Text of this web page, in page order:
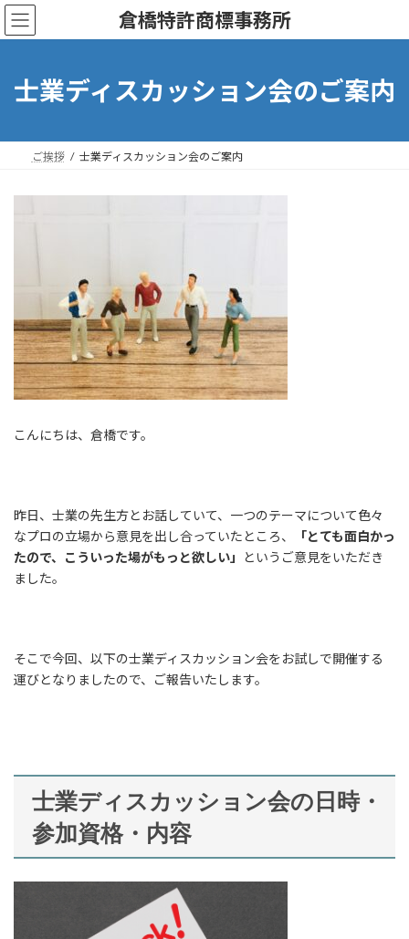
コ
ン
ナ
ビ
倉橋特許商標事務所
士業ディスカッション会のご案内
ご挨拶 士業ディスカッション会のご案内
こんにちは、倉橋です。
昨日、士業の先生方とお話していて、一つのテーマについて色々
なプロの立場から意見を出し合っていたところ、
「とても面白かっ
たので、こういった場がもっと欲しい」
というご意見をいただき
ました。
そこで今回、以下の士業ディスカッション会をお試しで開催する
運びとなりましたので、ご報告いたします。
士業ディスカッション会の日時・
参加資格・内容